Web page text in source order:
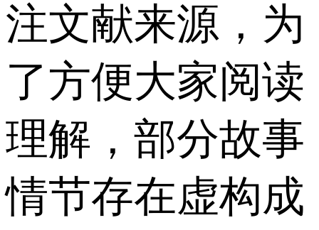
注文献来源，为
了方便大家阅读
理解，部分故事
情节存在虚构成